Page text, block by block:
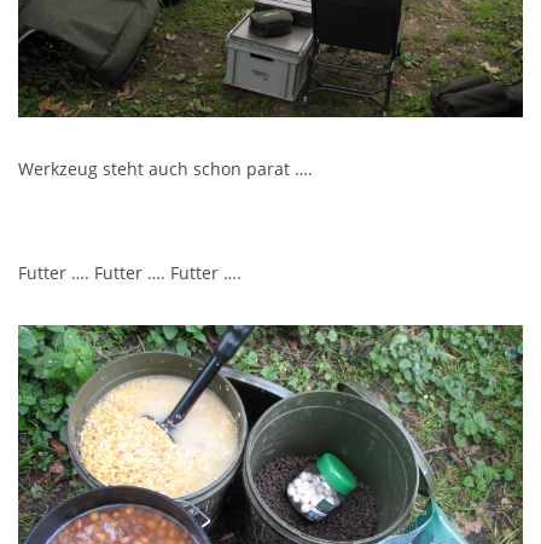
Werkzeug steht auch schon parat ….
Futter …. Futter …. Futter ….